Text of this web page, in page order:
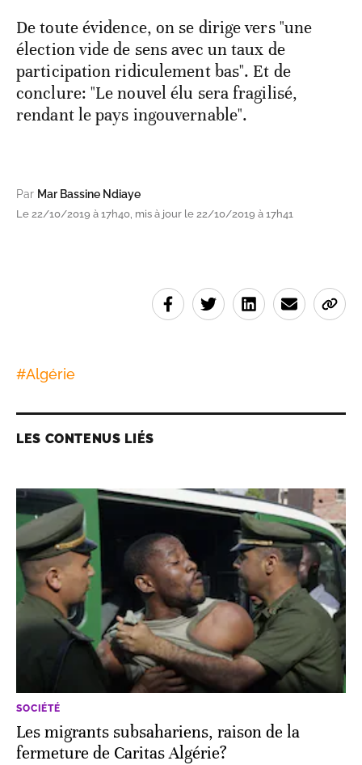
De toute évidence, on se dirige vers "une
élection vide de sens avec un taux de
participation ridiculement bas". Et de
conclure: "Le nouvel élu sera fragilisé,
rendant le pays ingouvernable".
Par Mar Bassine Ndiaye
Le 22/10/2019 à 17h40, mis à jour le 22/10/2019 à 17h41
#Algérie
LES CONTENUS LIÉS
SOCIÉTÉ
Les migrants subsahariens, raison de la
fermeture de Caritas Algérie?